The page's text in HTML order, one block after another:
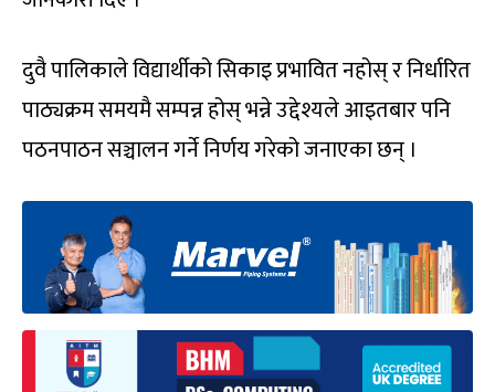
दुवै पालिकाले विद्यार्थीको सिकाइ प्रभावित नहोस् र निर्धारित
पाठ्यक्रम समयमै सम्पन्न होस् भन्ने उद्देश्यले आइतबार पनि
पठनपाठन सञ्चालन गर्ने निर्णय गरेको जनाएका छन् ।